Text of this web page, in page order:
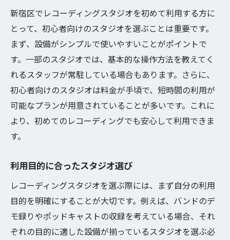
新宿区でレコーディングスタジオを初めて利用する方に
とって、初心者向けのスタジオを選ぶことは重要です。
まず、設備がシンプルで使いやすいことがポイントで
す。一部のスタジオでは、基本的な操作方法を教えてく
れるスタッフが常駐している場合もあります。さらに、
初心者向けのスタジオは料金が手頃で、短時間の利用が
可能なプランが用意されていることが多いです。これに
より、初めてのレコーディングでも安心して利用できま
す。
利用目的に合ったスタジオ選び
レコーディングスタジオを選ぶ際には、まず自分の利用
目的を明確にすることが大切です。例えば、バンドのデ
モ録りやポッドキャストの収録を考えている場合、それ
ぞれの目的に適した設備が揃っているスタジオを選ぶ必